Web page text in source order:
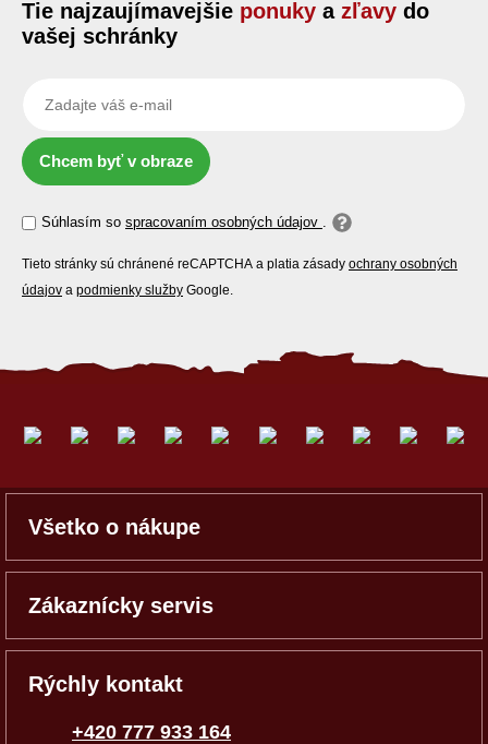
Tie najzaujímavejšie ponuky a zľavy do
vašej schránky
Chcem byť v obraze
Súhlasím so spracovaním osobných údajov .
Tieto stránky sú chránené reCAPTCHA a platia zásady ochrany osobných
údajov a podmienky služby Google.
Všetko o nákupe
Zákaznícky servis
Rýchly kontakt
+420 777 933 164